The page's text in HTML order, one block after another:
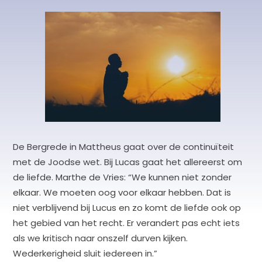
De Bergrede in Mattheus gaat over de continuïteit
met de Joodse wet. Bij Lucas gaat het allereerst om
de liefde. Marthe de Vries: “We kunnen niet zonder
elkaar. We moeten oog voor elkaar hebben. Dat is
niet verblijvend bij Lucus en zo komt de liefde ook op
het gebied van het recht. Er verandert pas echt iets
als we kritisch naar onszelf durven kijken.
Wederkerigheid sluit iedereen in.”